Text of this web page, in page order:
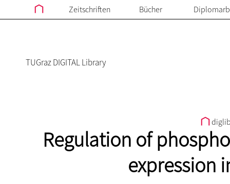
Zeitschriften Bücher
TUGraz DIGITAL Library
Regulation of
expression